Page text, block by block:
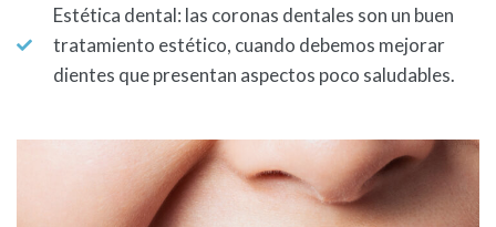
Estética dental: las coronas dentales son un buen
tratamiento estético, cuando debemos mejorar
dientes que presentan aspectos poco saludables.